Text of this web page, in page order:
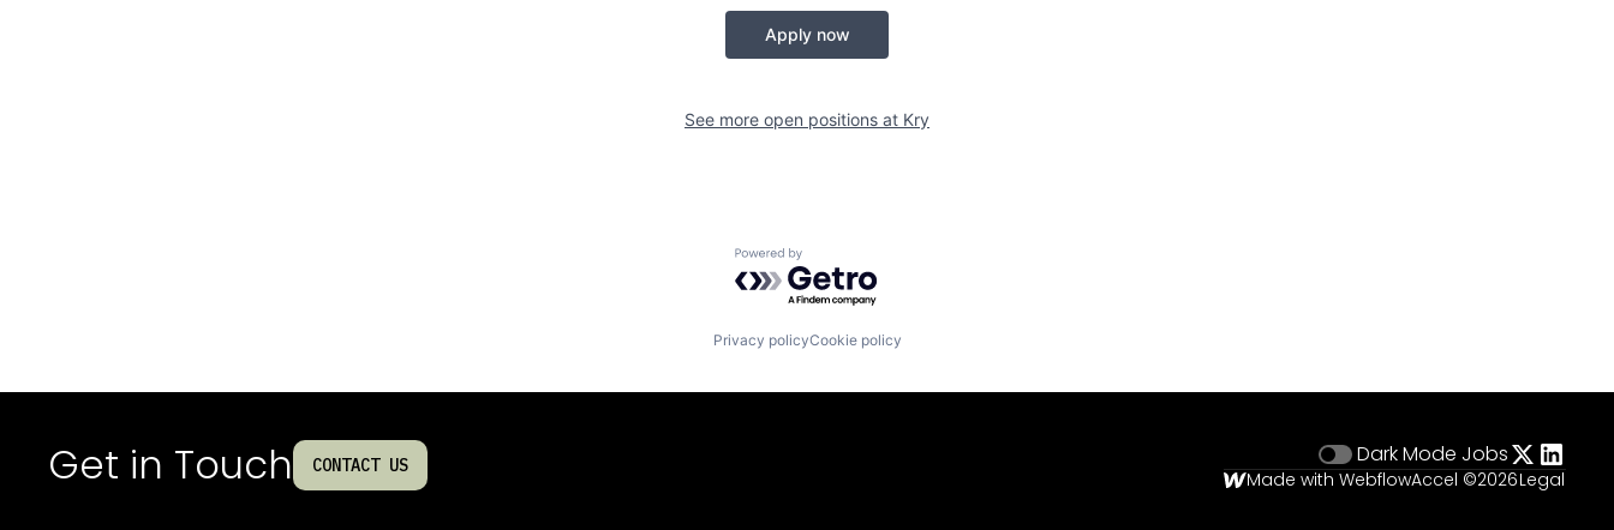
Apply now
See more open positions at Kry
Powered by Getro.com
Privacy policyCookie policy
Get in Touch CONTACT US Dark Mode Jobs
Made with WebflowAccel ©2026Legal